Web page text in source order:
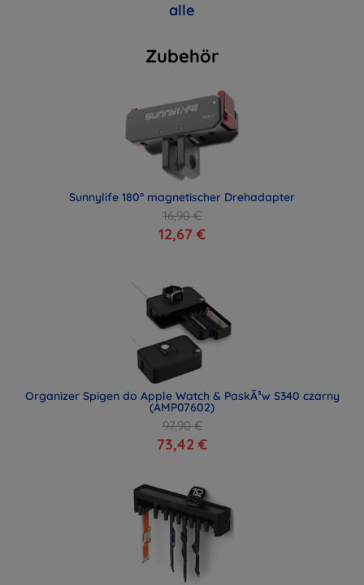
alle
Zubehör
Sunnylife 180° magnetischer Drehadapter
16,90 €
12,67 €
Organizer Spigen do Apple Watch & PaskÃ³w S340 czarny
(AMP07602)
97,90 €
73,42 €